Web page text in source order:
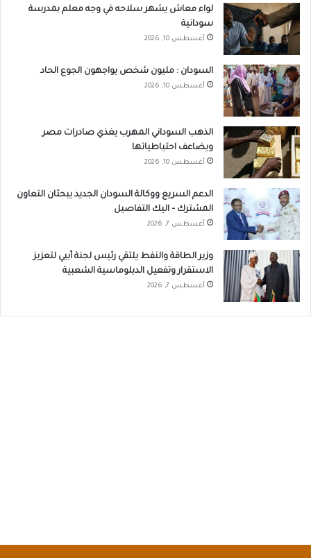
لواء معاش يشهر سلاحه في وجه معلم بمدرسة
سودانية
أغسطس 10, 2026
السودان : مليون شخص يواجهون الجوع الحاد
أغسطس 10, 2026
الذهب السوداني المهرب يغذي صادرات مصر
ويضاعف احتياطياتها
أغسطس 10, 2026
الدعم السريع ووكالة السودان الجديد يبحثان التعاون
المشترك – اليك التفاصيل
أغسطس 7, 2026
وزير الطاقة والنفط يلتقي رئيس لجنة أبيي لتعزيز
الاستقرار وتفعيل الدبلوماسية الشعبية
أغسطس 7, 2026